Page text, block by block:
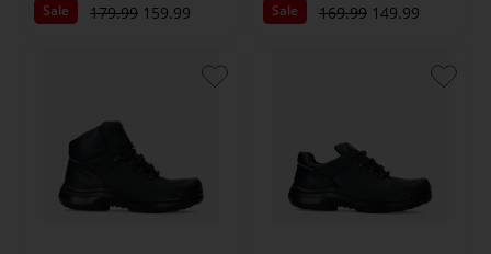
Sale 179.99 159.99 Sale 169.99 149.99